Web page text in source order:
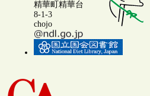
精華町精華台
8-1-3
chojo